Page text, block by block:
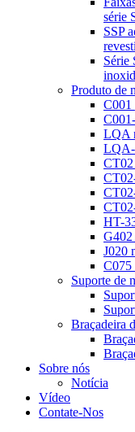
série
SSP
Série
Produto de
C001
LQA
LQA-
CT02
HT-
G402
J020
C075
Suporte de
Braçadeira
Sobre nós
Notícia
Vídeo
Contate-Nos